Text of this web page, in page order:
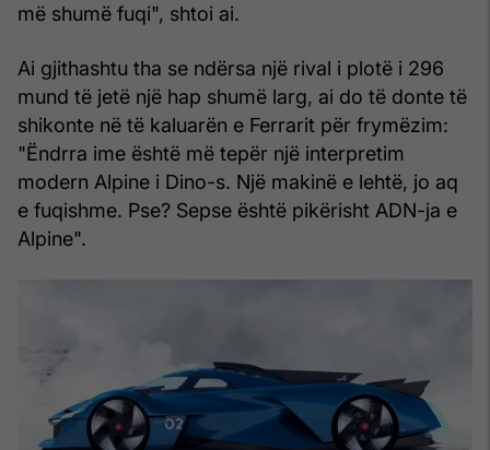
më shumë fuqi", shtoi ai.
Ai gjithashtu tha se ndërsa një rival i plotë i 296
mund të jetë një hap shumë larg, ai do të donte të
shikonte në të kaluarën e Ferrarit për frymëzim:
"Ëndrra ime është më tepër një interpretim
modern Alpine i Dino-s. Një makinë e lehtë, jo aq
e fuqishme. Pse? Sepse është pikërisht ADN-ja e
Alpine".